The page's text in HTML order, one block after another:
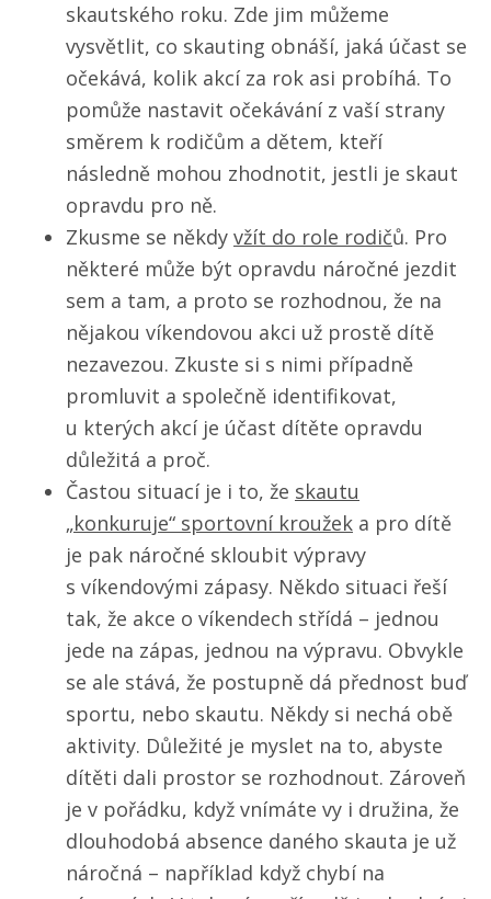
skautského roku. Zde jim můžeme
vysvětlit, co skauting obnáší, jaká účast se
očekává, kolik akcí za rok asi probíhá. To
pomůže nastavit očekávání z vaší strany
směrem k rodičům a dětem, kteří
následně mohou zhodnotit, jestli je skaut
opravdu pro ně.
Zkusme se někdy vžít do role rodičů. Pro
některé může být opravdu náročné jezdit
sem a tam, a proto se rozhodnou, že na
nějakou víkendovou akci už prostě dítě
nezavezou. Zkuste si s nimi případně
promluvit a společně identifikovat,
u kterých akcí je účast dítěte opravdu
důležitá a proč.
Častou situací je i to, že skautu
„konkuruje“ sportovní kroužek a pro dítě
je pak náročné skloubit výpravy
s víkendovými zápasy. Někdo situaci řeší
tak, že akce o víkendech střídá – jednou
jede na zápas, jednou na výpravu. Obvykle
se ale stává, že postupně dá přednost buď
sportu, nebo skautu. Někdy si nechá obě
aktivity. Důležité je myslet na to, abyste
dítěti dali prostor se rozhodnout. Zároveň
je v pořádku, když vnímáte vy i družina, že
dlouhodobá absence daného skauta je už
náročná – například když chybí na